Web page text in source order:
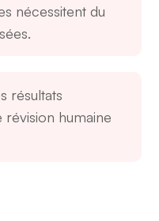
nécessitent du
résultats
révision humaine